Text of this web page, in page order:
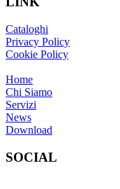
Cataloghi
Privacy Policy
Cookie Policy
Home
Chi Siamo
Servizi
News
Download
SOCIAL